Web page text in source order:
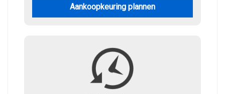
Aankoopkeuring plannen